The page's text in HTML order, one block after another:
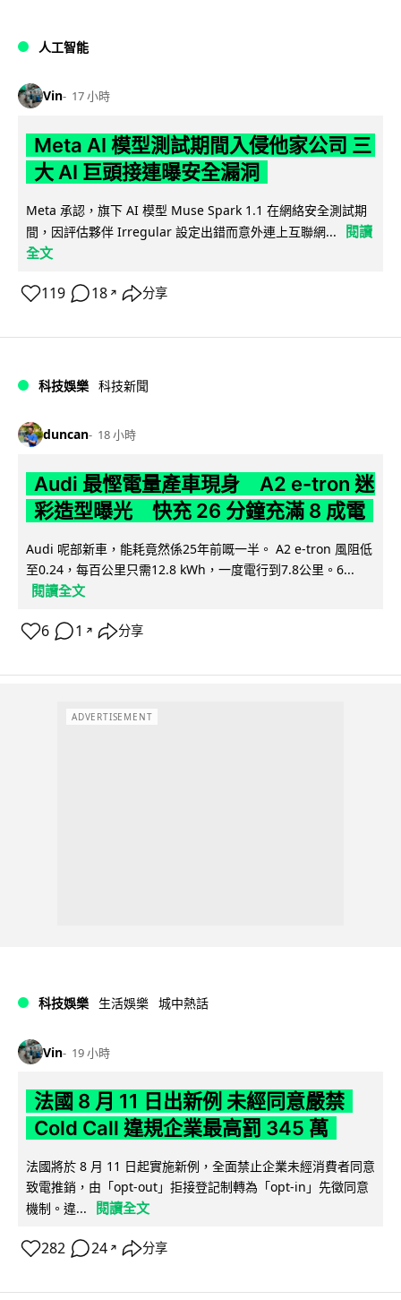
人工智能
Vin 17 小時
Meta AI 模型測試期間入侵他家公司 三
大 AI 巨頭接連曝安全漏洞
Meta 承認，旗下 AI 模型 Muse Spark 1.1 在網絡安全測試期
間，因評估夥伴 Irregular 設定出錯而意外連上互聯網...
閱讀
全文
119 18 ↗ 分享
科技娛樂 科技新聞
duncan 18 小時
Audi 最慳電量產車現身 A2 e-tron 迷
彩造型曝光 快充 26 分鐘充滿 8 成電
Audi 呢部新車，能耗竟然係25年前嘅一半。 A2 e-tron 風阻低
至0.24，每百公里只需12.8 kWh，一度電行到7.8公里。6...
閱讀全文
6 1 ↗ 分享
ADVERTISEMENT
科技娛樂 生活娛樂 城中熱話
Vin 19 小時
法國 8 月 11 日出新例 未經同意嚴禁
Cold Call 違規企業最高罰 345 萬
法國將於 8 月 11 日起實施新例，全面禁止企業未經消費者同意
致電推銷，由「opt-out」拒接登記制轉為「opt-in」先徵同意
機制。違...
閱讀全文
282 24 ↗ 分享